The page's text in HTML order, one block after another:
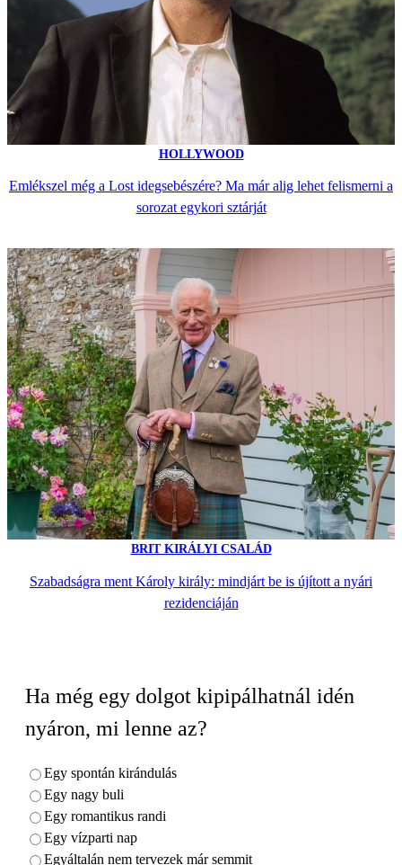
HOLLYWOOD
Emlékszel még a Lost idegsebészére? Ma már alig lehet felismerni a
sorozat egykori sztárját
BRIT KIRÁLYI CSALÁD
Szabadságra ment Károly király: mindjárt be is újított a nyári
rezidenciáján
Ha még egy dolgot kipipálhatnál idén
nyáron, mi lenne az?
Egy spontán kirándulás
Egy nagy buli
Egy romantikus randi
Egy vízparti nap
Egyáltalán nem tervezek már semmit